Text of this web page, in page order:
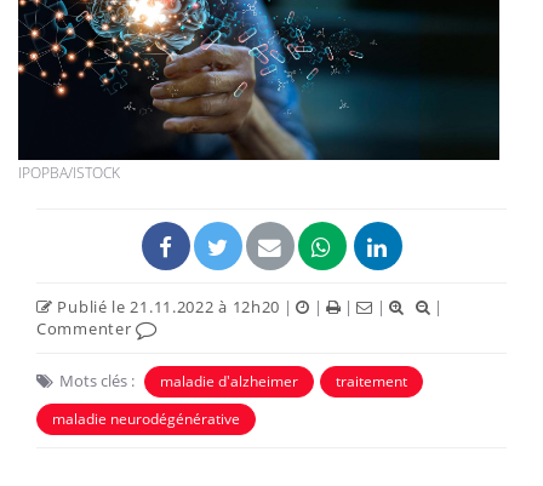
IPOPBA/ISTOCK
Publié le 21.11.2022 à 12h20 | | | |
|
Commenter
Mots clés : maladie d'alzheimer
traitement
maladie neurodégénérative